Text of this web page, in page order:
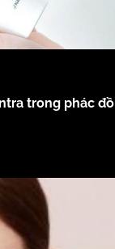
trong phác đồ